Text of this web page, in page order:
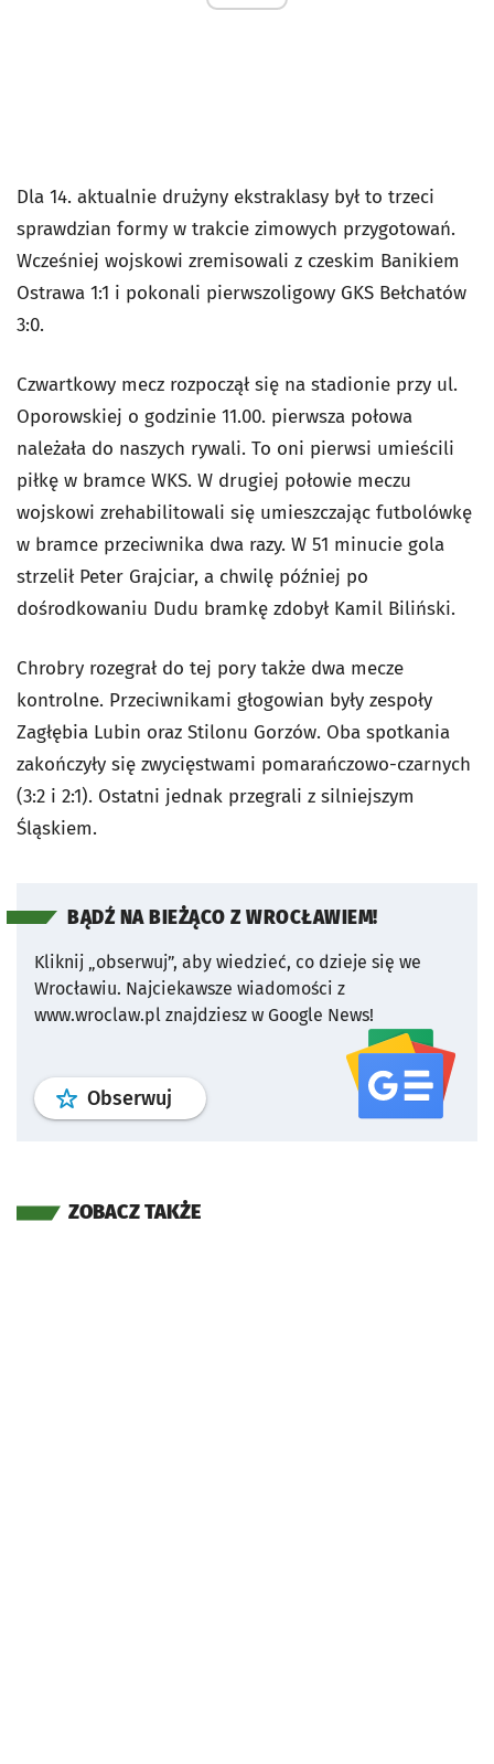
Dla 14. aktualnie drużyny ekstraklasy był to trzeci
sprawdzian formy w trakcie zimowych przygotowań.
Wcześniej wojskowi zremisowali z czeskim Banikiem
Ostrawa 1:1 i pokonali pierwszoligowy GKS Bełchatów
3:0.
Czwartkowy mecz rozpoczął się na stadionie przy ul.
Oporowskiej o godzinie 11.00. pierwsza połowa
należała do naszych rywali. To oni pierwsi umieścili
piłkę w bramce WKS. W drugiej połowie meczu
wojskowi zrehabilitowali się umieszczając futbolówkę
w bramce przeciwnika dwa razy. W 51 minucie gola
strzelił Peter Grajciar, a chwilę później po
dośrodkowaniu Dudu bramkę zdobył Kamil Biliński.
Chrobry rozegrał do tej pory także dwa mecze
kontrolne. Przeciwnikami głogowian były zespoły
Zagłębia Lubin oraz Stilonu Gorzów. Oba spotkania
zakończyły się zwycięstwami pomarańczowo-czarnych
(3:2 i 2:1). Ostatni jednak przegrali z silniejszym
Śląskiem.
BĄDŹ NA BIEŻĄCO Z WROCŁAWIEM!
Kliknij „obserwuj”, aby wiedzieć, co dzieje się we
Wrocławiu. Najciekawsze wiadomości z
www.wroclaw.pl znajdziesz w Google News!
Obserwuj profil serwisu
ZOBACZ TAKŻE